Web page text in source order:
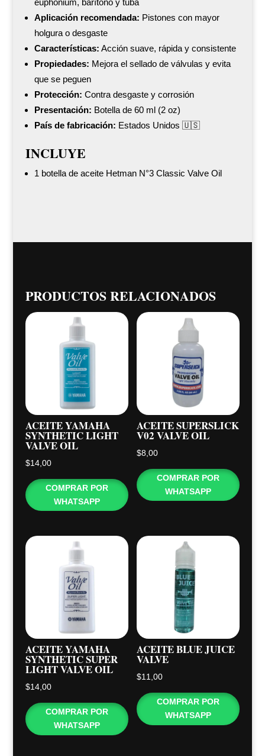
Aplicación recomendada: Pistones con mayor
holgura o desgaste
Características: Acción suave, rápida y consistente
Propiedades: Mejora el sellado de válvulas y evita
que se peguen
Protección: Contra desgaste y corrosión
Presentación: Botella de 60 ml (2 oz)
País de fabricación: Estados Unidos 🇺🇸
INCLUYE
1 botella de aceite Hetman N°3 Classic Valve Oil
PRODUCTOS RELACIONADOS
ACEITE YAMAHA
SYNTHETIC LIGHT
VALVE OIL
$14,00
COMPRAR POR
WHATSAPP
ACEITE SUPERSLICK
V02 VALVE OIL
$8,00
COMPRAR POR
WHATSAPP
ACEITE YAMAHA
SYNTHETIC SUPER
LIGHT VALVE OIL
$14,00
COMPRAR POR
WHATSAPP
ACEITE BLUE JUICE
VALVE
$11,00
COMPRAR POR
WHATSAPP